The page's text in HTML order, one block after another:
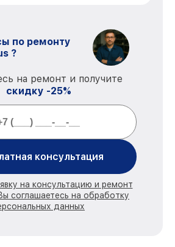
по ремонту
?
на ремонт и получите
скидку -25%
консультация
на консультацию и ремонт
соглашаетесь на обработку
данных